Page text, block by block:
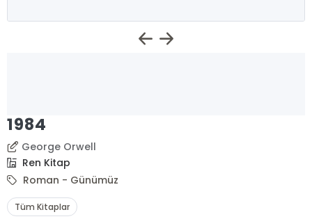
1984
George Orwell
Ren Kitap
Roman - Günümüz
Tüm Kitaplar